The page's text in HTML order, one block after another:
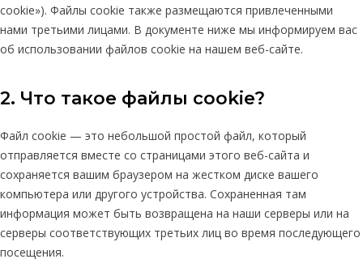
cookie»). Файлы cookie также размещаются привлеченными
нами третьими лицами. В документе ниже мы информируем вас
об использовании файлов cookie на нашем веб-сайте.
2. Что такое файлы cookie?
Файл cookie — это небольшой простой файл, который
отправляется вместе со страницами этого веб-сайта и
сохраняется вашим браузером на жестком диске вашего
компьютера или другого устройства. Сохраненная там
информация может быть возвращена на наши серверы или на
серверы соответствующих третьих лиц во время последующего
посещения.